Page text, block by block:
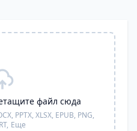
файл сюда
PPTX, XLSX, EPUB, PNG,
Еще